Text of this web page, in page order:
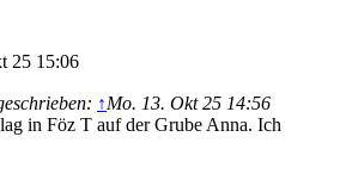
25 15:06
↑Mo. 13. Okt 25 14:56
in Föz T auf der Grube Anna. Ich